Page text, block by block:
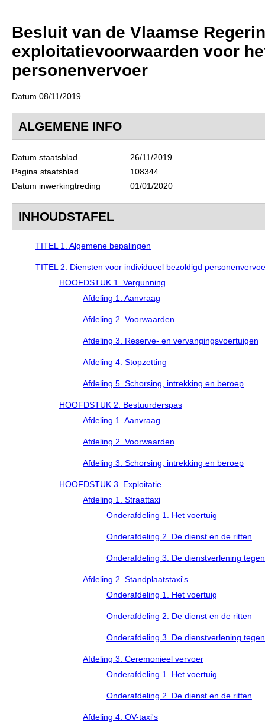
Besluit van de Vlaamse
exploitatievoorwaarden voor
personenvervoer
Datum 08/11/2019
ALGEMENE INFO
Datum staatsblad
26/11/2019
Pagina staatsblad
108344
Datum inwerkingtreding
01/01/2020
INHOUDSTAFEL
TITEL 1. Algemene bepalingen
TITEL 2. Diensten voor individueel bezoldigd
HOOFDSTUK 1. Vergunning
Afdeling 1. Aanvraag
Afdeling 2. Voorwaarden
Afdeling 3. Reserve- en vervangingsvoertuigen
Afdeling 4. Stopzetting
Afdeling 5. Schorsing, intrekking en beroep
HOOFDSTUK 2. Bestuurderspas
Afdeling 1. Aanvraag
Afdeling 2. Voorwaarden
Afdeling 3. Schorsing, intrekking en beroep
HOOFDSTUK 3. Exploitatie
Afdeling 1. Straattaxi
Onderafdeling 1. Het voertuig
Onderafdeling 2. De dienst en de ritten
Onderafdeling 3. De dienstverlening
Afdeling 2. Standplaatstaxi's
Onderafdeling 1. Het voertuig
Onderafdeling 2. De dienst en de ritten
Onderafdeling 3. De dienstverlening
Afdeling 3. Ceremonieel vervoer
Onderafdeling 1. Het voertuig
Onderafdeling 2. De dienst en de ritten
Afdeling 4. OV-taxi's